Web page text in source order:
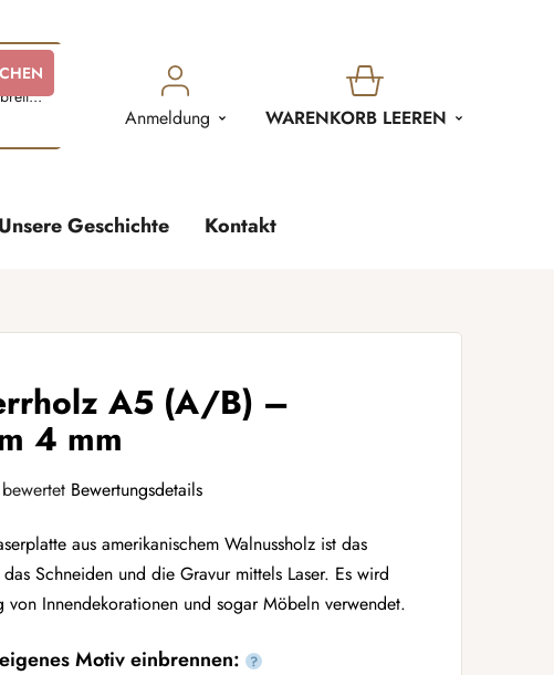
Anmeldung
WARENKORB
WARENKORB LEEREN
Unsere Geschichte Kontakt
A5 (A/B) –
4 mm
Bewertungsdetails
aus amerikanischem Walnussholz ist das
Schneiden und die Gravur mittels Laser. Es wird
von Innendekorationen und sogar Möbeln verwendet.
Motiv einbrennen: ?